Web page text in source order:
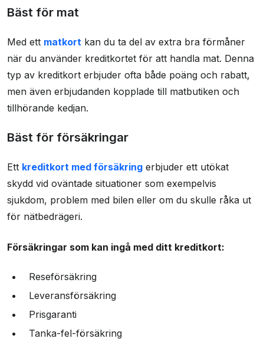
Bäst för mat
Med ett matkort kan du ta del av extra bra förmåner
när du använder kreditkortet för att handla mat. Denna
typ av kreditkort erbjuder ofta både poäng och rabatt,
men även erbjudanden kopplade till matbutiken och
tillhörande kedjan.
Bäst för försäkringar
Ett kreditkort med försäkring erbjuder ett utökat
skydd vid oväntade situationer som exempelvis
sjukdom, problem med bilen eller om du skulle råka ut
för nätbedrägeri.
Försäkringar som kan ingå med ditt kreditkort:
Reseförsäkring
Leveransförsäkring
Prisgaranti
Tanka-fel-försäkring